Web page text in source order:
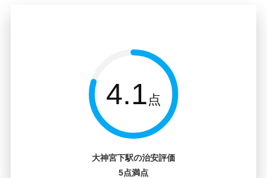
4.1 点
大神宮下駅の治安評価
5点満点